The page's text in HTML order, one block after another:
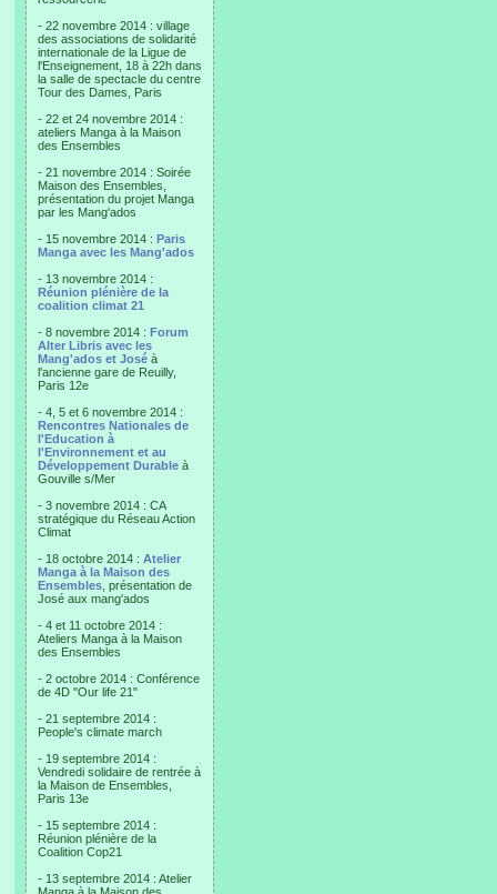
- 22 novembre 2014 : village
des associations de solidarité
internationale de la Ligue de
l'Enseignement, 18 à 22h dans
la salle de spectacle du centre
Tour des Dames, Paris
- 22 et 24 novembre 2014 :
ateliers Manga à la Maison
des Ensembles
- 21 novembre 2014 : Soirée
Maison des Ensembles,
présentation du projet Manga
par les Mang'ados
- 15 novembre 2014 : Paris
Manga avec les Mang'ados
- 13 novembre 2014 :
Réunion plénière de la
coalition climat 21
- 8 novembre 2014 : Forum
Alter Libris avec les
Mang'ados et José à
l'ancienne gare de Reuilly,
Paris 12e
- 4, 5 et 6 novembre 2014 :
Rencontres Nationales de
l'Education à
l'Environnement et au
Développement Durable à
Gouville s/Mer
- 3 novembre 2014 : CA
stratégique du Réseau Action
Climat
- 18 octobre 2014 : Atelier
Manga à la Maison des
Ensembles , présentation de
José aux mang'ados
- 4 et 11 octobre 2014 :
Ateliers Manga à la Maison
des Ensembles
- 2 octobre 2014 : Conférence
de 4D "Our life 21"
- 21 septembre 2014 :
People's climate march
- 19 septembre 2014 :
Vendredi solidaire de rentrée à
la Maison de Ensembles,
Paris 13e
- 15 septembre 2014 :
Réunion plénière de la
Coalition Cop21
- 13 septembre 2014 : Atelier